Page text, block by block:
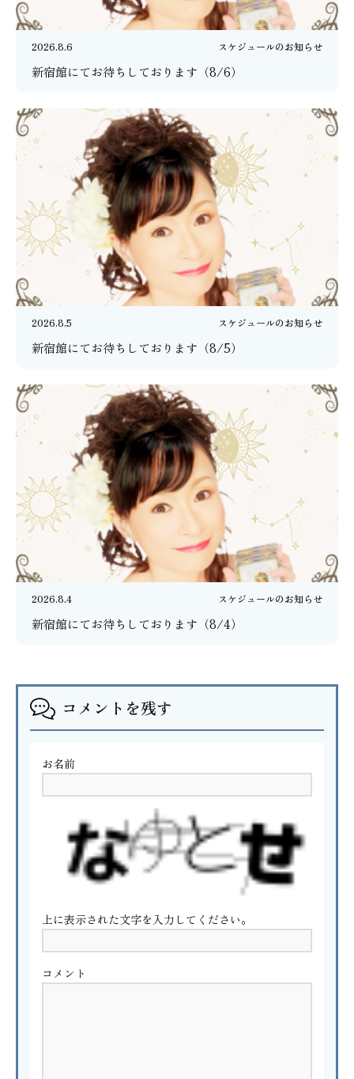
2026.8.6 スケジュールのお知らせ
新宿館にてお待ちしております（8/6）
2026.8.5 スケジュールのお知らせ
新宿館にてお待ちしております（8/5）
2026.8.4 スケジュールのお知らせ
新宿館にてお待ちしております（8/4）
コメントを残す
お名前
上に表示された文字を入力してください。
コメント